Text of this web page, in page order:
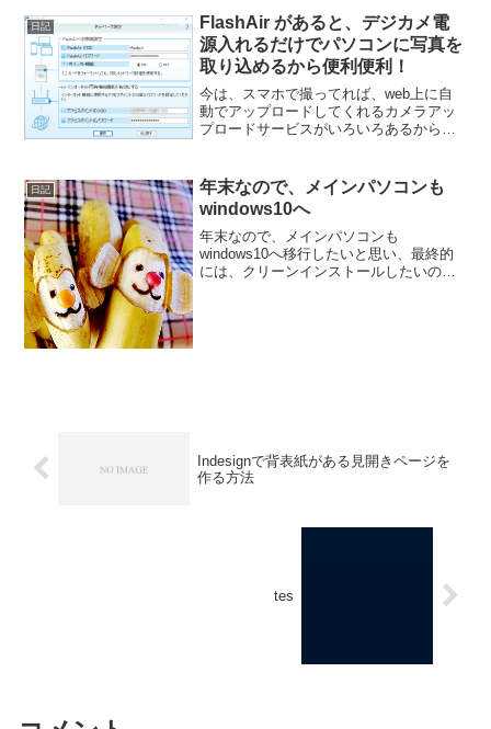
日記
FlashAir があると、デジカメ電
源入れるだけでパソコンに写真を
取り込めるから便利便利！
今は、スマホで撮ってれば、web上に自
動でアップロードしてくれるカメラアッ
プロードサービスがいろいろあるから便
い時もあるし、ハイエンドクラスのスマ
ホならまだしも、ミドル...
日記
年末なので、メインパソコンも
windows10へ
年末なので、メインパソコンも
windows10へ移行したいと思い、最終的
には、クリーンインストールしたいので
Indesignで背表紙がある見開きページを
作る方法
tes